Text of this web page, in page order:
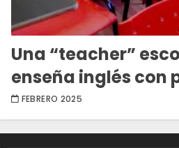
Una “teacher”
enseña inglés con
FEBRERO 2025